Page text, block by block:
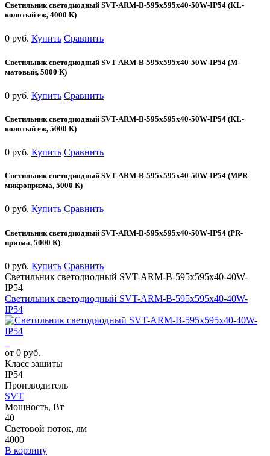
Светильник светодиодный SVT-ARM-B-595x595x40-50W-IP54 (KL-
колотый еж, 4000 К)
0 руб. Купить Сравнить
Светильник светодиодный SVT-ARM-B-595x595x40-50W-IP54 (М-
матовый, 5000 К)
0 руб. Купить Сравнить
Светильник светодиодный SVT-ARM-B-595x595x40-50W-IP54 (KL-
колотый еж, 5000 К)
0 руб. Купить Сравнить
Светильник светодиодный SVT-ARM-B-595x595x40-50W-IP54 (MPR-
микропризма, 5000 К)
0 руб. Купить Сравнить
Светильник светодиодный SVT-ARM-B-595x595x40-50W-IP54 (PR-
призма, 5000 К)
0 руб. Купить Сравнить
Светильник светодиодный SVT-ARM-B-595x595x40-40W-
IP54
Светильник светодиодный SVT-ARM-B-595x595x40-40W-
IP54
от 0 руб.
Класс защиты
IP54
Производитель
SVT
Мощность, Вт
40
Световой поток, лм
4000
В корзину